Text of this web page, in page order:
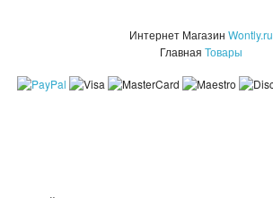
ТОВАРЫ ДЛЯ ДЕТЕЙИнтернет Магазин Wontly.ru
Главная Товары